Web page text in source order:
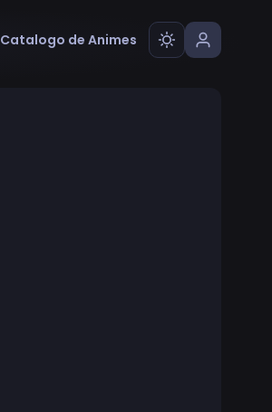
Catalogo de Animes